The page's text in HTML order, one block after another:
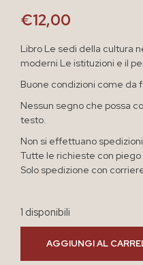
€12,00
Libro Le sedi della cultura
moderni Le istituzioni e il
Buone condizioni come da
Nessun segno che possa
testo.
Non si effettuano
Tutte le richieste con piego
Solo spedizione con
1 disponibili
AGGIUNGI AL